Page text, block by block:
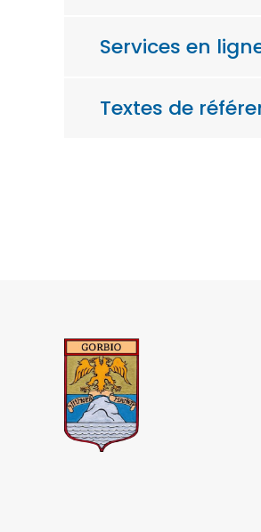
Services en
Textes de